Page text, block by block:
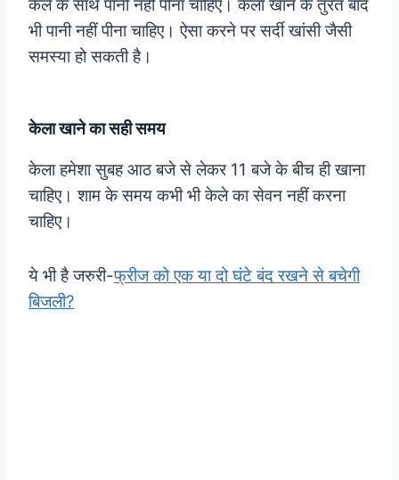
केले के साथ पानी नहीं पीना चाहिए। केला खाने के तुरंत बाद
भी पानी नहीं पीना चाहिए। ऐसा करने पर सर्दी खांसी जैसी
समस्या हो सकती है।
केला खाने का सही समय
केला हमेशा सुबह आठ बजे से लेकर 11 बजे के बीच ही खाना
चाहिए। शाम के समय कभी भी केले का सेवन नहीं करना
चाहिए।
ये भी है जरुरी-फ्रीज को एक या दो घंटे बंद रखने से बचेगी
बिजली?